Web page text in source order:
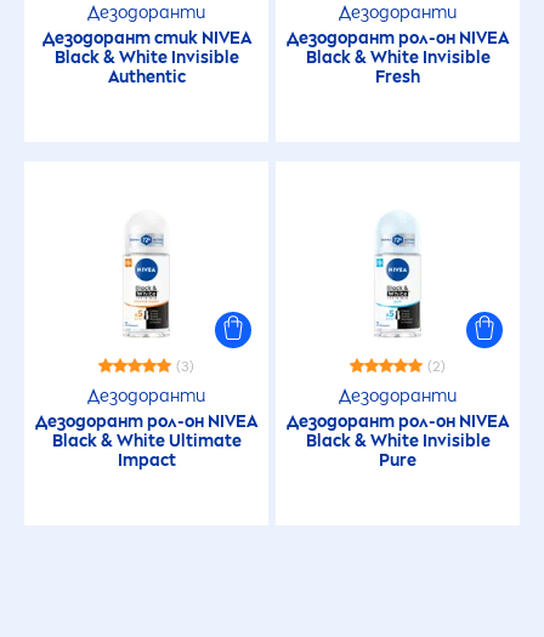
Дезодоранти
Дезодорант стик NIVEA
Black&WhiteInvisible
Authentic
Дезодоранти
Дезодорант рол-он NIVEA
Black&WhiteInvisible
Fresh
(3)
Дезодоранти
Дезодорант рол-он NIVEA
Black&WhiteUltimate
Impact
(2)
Дезодоранти
Дезодорант рол-он NIVEA
Black&WhiteInvisible
Pure